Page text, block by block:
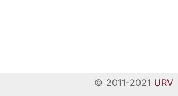
© 2011-2021 URV